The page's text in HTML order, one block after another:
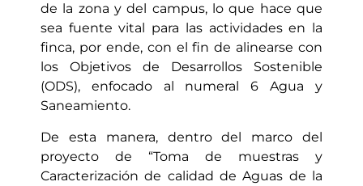
de la zona y del campus, lo que hace que
sea fuente vital para las actividades en la
finca, por ende, con el fin de alinearse con
los Objetivos de Desarrollos Sostenible
(ODS), enfocado al numeral 6 Agua y
Saneamiento.
De esta manera, dentro del marco del
proyecto de “Toma de muestras y
Caracterización de calidad de Aguas de la